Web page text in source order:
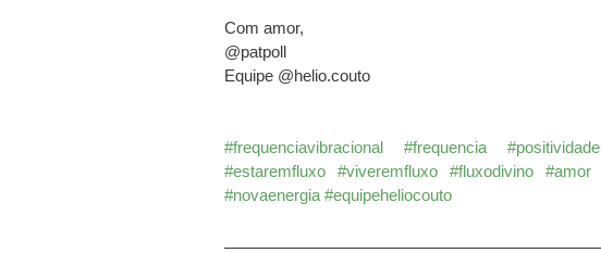
Com amor,
@patpoll
Equipe @helio.couto
#frequenciavibracional #frequencia #positividade
#estaremfluxo
#viveremfluxo #fluxodivino #amor
#novaenergia #equipeheliocouto